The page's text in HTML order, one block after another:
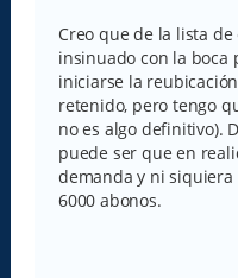
s
a
j
e
Creo que de la lista
insinuado con la boca
iniciarse la
retenido, pero tengo
no es algo definitivo).
puede ser que en
demanda y ni
6000 abonos.